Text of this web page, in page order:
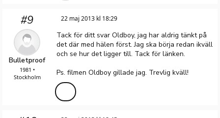
#9
Bulletproof
1981 •
Stockholm
22 maj 2013 kl 18:29
Tack för ditt svar Oldboy, jag har aldrig tänkt på
det där med hälen först. Jag ska börja redan ikväll
och se hur det ligger till. Tack för länken.
Ps. filmen Oldboy gillade jag. Trevlig kväll!